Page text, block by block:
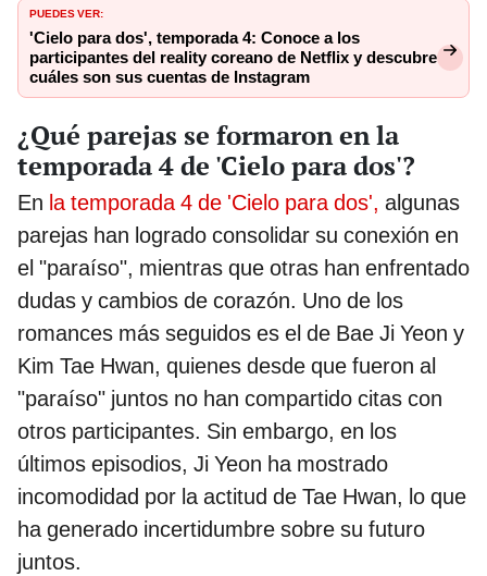
PUEDES VER:
'Cielo para dos', temporada 4: Conoce a los
participantes del reality coreano de Netflix y descubre
cuáles son sus cuentas de Instagram
¿Qué parejas se formaron en la
temporada 4 de 'Cielo para dos'?
En la temporada 4 de 'Cielo para dos', algunas
parejas han logrado consolidar su conexión en
el "paraíso", mientras que otras han enfrentado
dudas y cambios de corazón. Uno de los
romances más seguidos es el de Bae Ji Yeon y
Kim Tae Hwan, quienes desde que fueron al
"paraíso" juntos no han compartido citas con
otros participantes. Sin embargo, en los
últimos episodios, Ji Yeon ha mostrado
incomodidad por la actitud de Tae Hwan, lo que
ha generado incertidumbre sobre su futuro
juntos.